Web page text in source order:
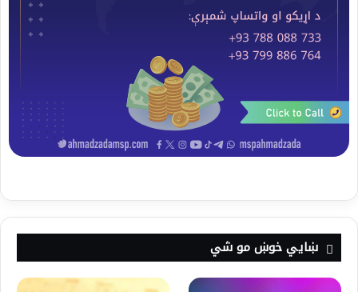
ښايي خوښ مو شي